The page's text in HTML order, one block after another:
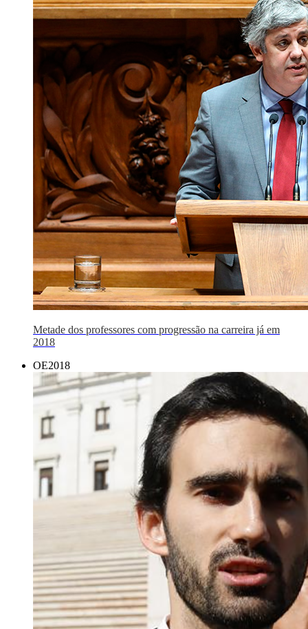
Metade dos professores com progressão na carreira já em
2018
OE2018